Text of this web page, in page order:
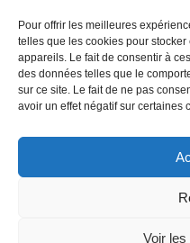
Pour offrir les meilleures
telles que les cookies pour
appareils. Le fait de consentir à
des données telles que le
sur ce site. Le fait de ne pas
avoir un effet négatif sur certaines
Voir les
We use cookies to deliver
10 Avenue Émile
+33 (0)1 41 83 68 50
contact@sethi-